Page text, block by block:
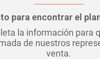
para encontrar el
la información para
de nuestros
venta.